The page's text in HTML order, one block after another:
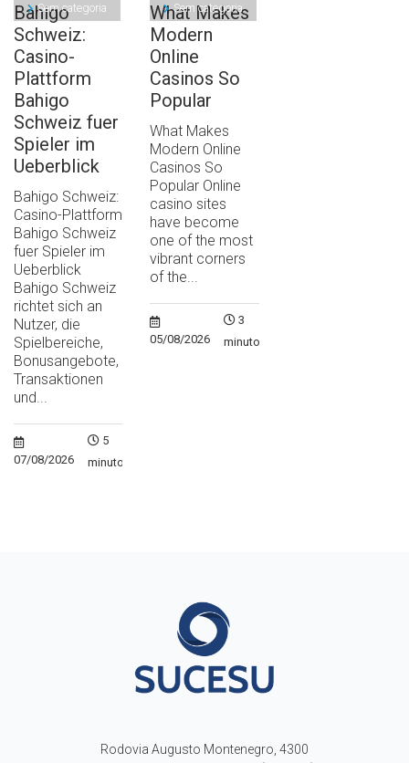
Sem categoria
Bahigo
Schweiz:
Casino-
Plattform
Bahigo
Schweiz fuer
Spieler im
Ueberblick
Bahigo Schweiz:
Casino-Plattform
Bahigo Schweiz
fuer Spieler im
Ueberblick
Bahigo Schweiz
richtet sich an
Nutzer, die
Spielbereiche,
Bonusangebote,
Transaktionen
und...
07/08/2026
5
minutos
Sem categoria
What Makes
Modern
Online
Casinos So
Popular
What Makes
Modern Online
Casinos So
Popular Online
casino sites
have become
one of the most
vibrant corners
of the...
05/08/2026
3
minutos
Rodovia Augusto Montenegro, 4300